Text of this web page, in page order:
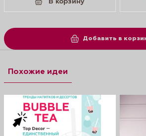
В корзину
Добавить в
Похожие идеи